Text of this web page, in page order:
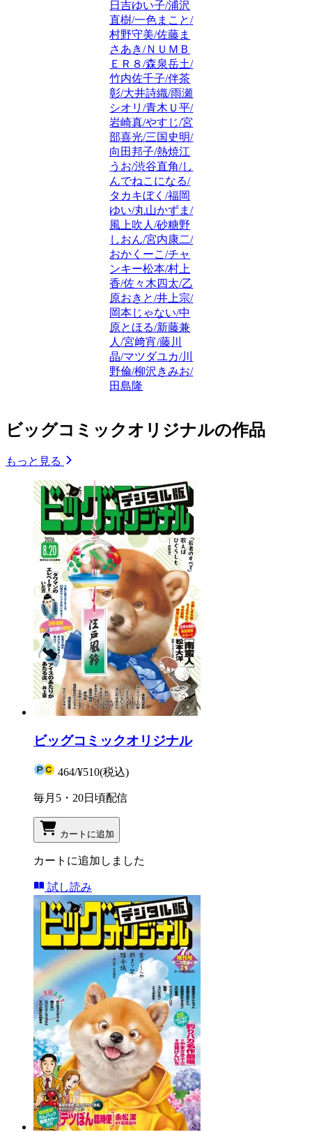
日吉ゆい子/浦沢
直樹/一色まこと/
村野守美/佐藤ま
さあき/ＮＵＭＢ
ＥＲ８/森泉岳土/
竹内佐千子/伴茶
彰/大井詩織/雨瀬
シオリ/青木Ｕ平/
岩崎真/やすじ/宮
部喜光/三国史明/
向田邦子/熱焼江
うお/渋谷直角/し
んでねこになる/
タカキぼく/福岡
ゆい/丸山かずま/
風上吹人/砂糖野
しおん/宮内康二/
おかくーこ/チャ
ンキー松本/村上
香/佐々木四太/乙
原おきと/井上宗/
岡本じゃない/中
原とほる/新藤兼
人/宮﨑宵/藤川
晶/マツダユカ/川
野倫/柳沢きみお/
田島隆
ビッグコミックオリジナルの作品
もっと見る
ビッグコミックオリジナル
464/¥510(税込)
毎月5・20日頃配信
カートに追加
カートに追加しました
試し読み